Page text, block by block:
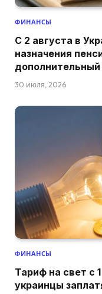
ФИНАНСЫ
С 2 августа в
назначения
30 июля, 2026
ФИНАНСЫ
Тариф на свет с
украинцы